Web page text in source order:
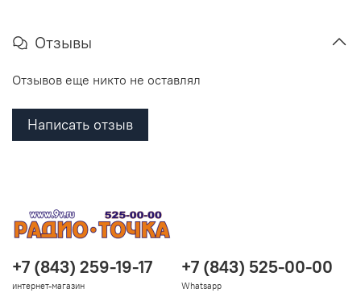
Отзывы
Отзывов еще никто не оставлял
Написать отзыв
+7 (843) 259-19-17
интернет-магазин
+7 (843) 525-00-00
Whatsapp